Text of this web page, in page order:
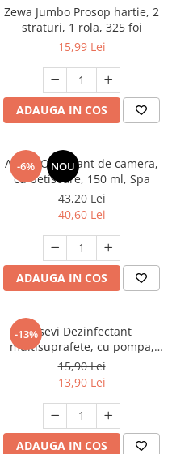
Zewa Jumbo Prosop hartie, 2
straturi, 1 rola, 325 foi
15,99 Lei
ADAUGA IN COS
-6% NOU
Areon Odorizant de camera,
cu betisoare, 150 ml, Spa
43,20 Lei
40,60 Lei
ADAUGA IN COS
-13%Asevi Dezinfectant
multisuprafete, cu pompa,
750 ml, Gerpostar Plus
15,90 Lei
13,90 Lei
ADAUGA IN COS